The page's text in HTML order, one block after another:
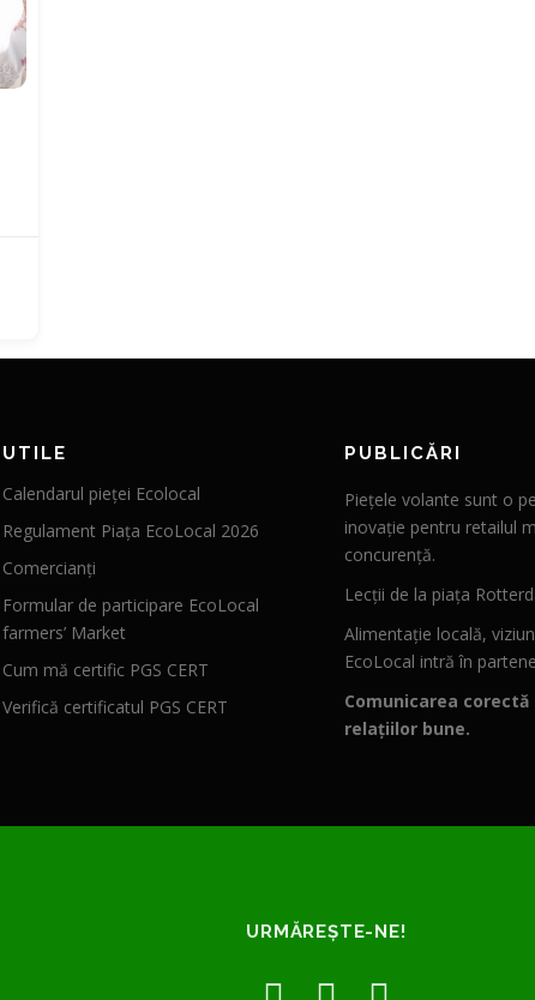
UTILE
Calendarul pieței Ecolocal
Regulament Piața EcoLocal 2026
Comercianți
Formular de participare EcoLocal
farmers’ Market
Cum mă certific PGS CERT
Verifică certificatul PGS CERT
PUBLICĂRI
Piețele volante sunt o
inovație pentru retailul
concurență.
Lecții de la piața
Alimentație locală,
EcoLocal intră în
Comunicarea corectă
relațiilor bune.
URMĂREȘTE-NE!